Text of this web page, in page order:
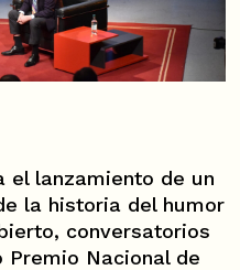
el lanzamiento de un
la historia del humor
conversatorios
Premio Nacional de